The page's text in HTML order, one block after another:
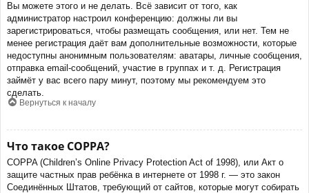
Вы можете этого и не делать. Всё зависит от того, как
администратор настроил конференцию: должны ли вы
зарегистрироваться, чтобы размещать сообщения, или нет. Тем не
менее регистрация даёт вам дополнительные возможности, которые
недоступны анонимным пользователям: аватары, личные сообщения,
отправка email-сообщений, участие в группах и т. д. Регистрация
займёт у вас всего пару минут, поэтому мы рекомендуем это
сделать.
Вернуться к началу
Что такое COPPA?
COPPA (Children’s Online Privacy Protection Act of 1998), или Акт о
защите частных прав ребёнка в интернете от 1998 г. — это закон
Соединённых Штатов, требующий от сайтов, которые могут собирать